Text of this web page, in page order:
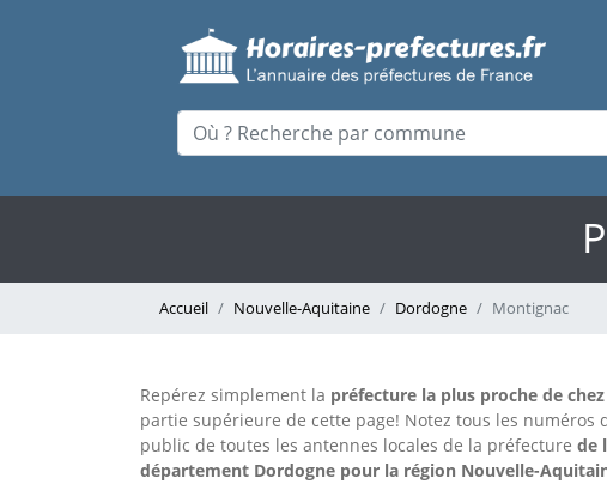
Accueil Nouvelle-Aquitaine Dordogne Montignac
Repérez simplement la préfecture la plus proche de
partie supérieure de cette page! Notez tous les numéros
public de toutes les antennes locales de la préfecture de
département Dordogne pour la région Nouvelle-